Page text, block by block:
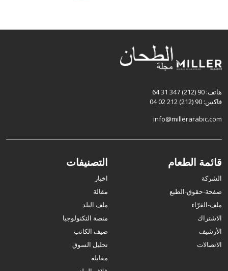
هاتف: 90 (212) 347 31 64
فاكس: 90 (212) 212 02 04
info@millerarabic.com
قائمة الطعام
الشركة
صفحة-حقوق-الطبع
ملف-القرّاء
الاشتراك
الأرشيف
الاتصالات
التصنيفات
اخبار
مقالة
ملف البلد
منصة التكنولوجيا
ضيف الكاتب
تحليل السوق
مقابلة